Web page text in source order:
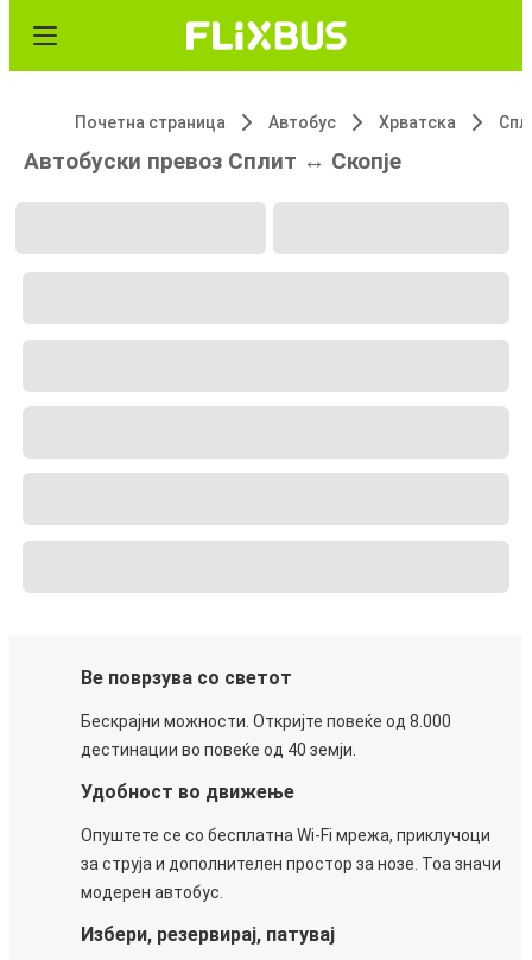
Почетна страница Автобус Хрватска
Автобуски превоз Сплит ↔ Скопје
Ве поврзува со светот
Бескрајни можности. Откријте повеќе од 8.000
дестинации во повеќе од 40 земји.
Удобност во движење
Опуштете се со бесплатна Wi-Fi мрежа, приклучоци
за струја и дополнителен простор за нозе. Тоа значи
модерен автобус.
Избери, резервирај, патувај